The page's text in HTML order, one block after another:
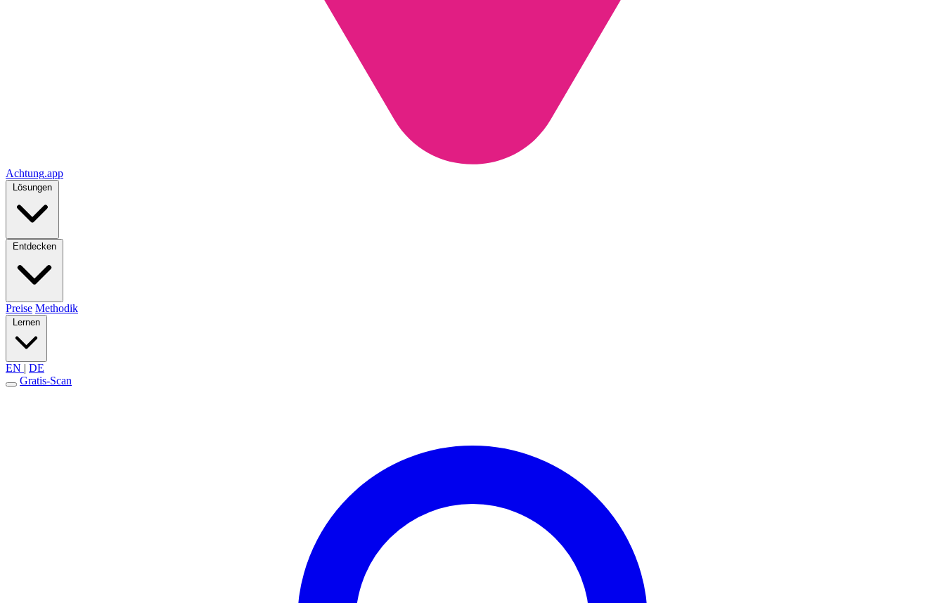
Achtung.app
Lösungen
Entdecken
Preise Methodik
Lernen
EN | DE
Gratis-Scan